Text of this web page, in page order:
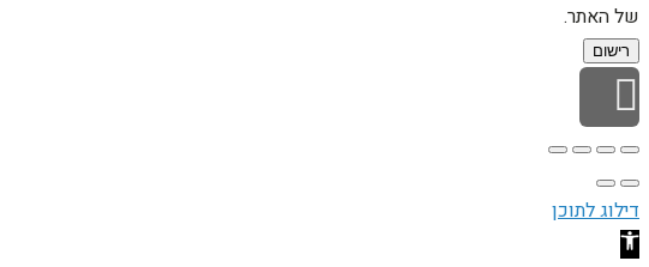
של האתר.
רישום
גלילה לראש העמוד
דילוג לתוכן
פתח סרגל נגישות